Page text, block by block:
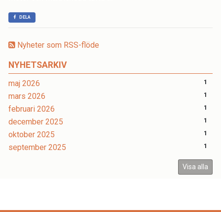
Nyheter som RSS-flöde
NYHETSARKIV
maj 2026 1
mars 2026 1
februari 2026 1
december 2025 1
oktober 2025 1
september 2025 1
Visa alla
DELA